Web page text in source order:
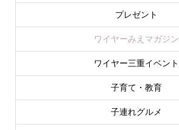
プレゼント
ワイヤーみえマガジン
ワイヤー三重イベント
子育て・教育
子連れグルメ